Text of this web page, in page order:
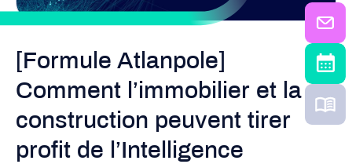
[Formule Atlanpole]
Comment l’immobilier et la
construction peuvent tirer
profit de l’Intelligence